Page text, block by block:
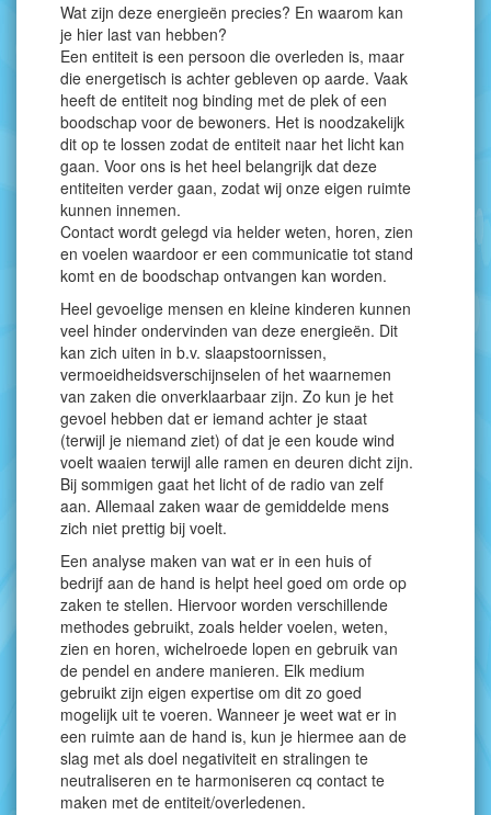
Wat zijn deze energieën precies? En waarom kan
je hier last van hebben?
Een entiteit is een persoon die overleden is, maar
die energetisch is achter gebleven op aarde. Vaak
heeft de entiteit nog binding met de plek of een
boodschap voor de bewoners. Het is noodzakelijk
dit op te lossen zodat de entiteit naar het licht kan
gaan. Voor ons is het heel belangrijk dat deze
entiteiten verder gaan, zodat wij onze eigen ruimte
kunnen innemen.
Contact wordt gelegd via helder weten, horen, zien
en voelen waardoor er een communicatie tot stand
komt en de boodschap ontvangen kan worden.
Heel gevoelige mensen en kleine kinderen kunnen
veel hinder ondervinden van deze energieën. Dit
kan zich uiten in b.v. slaapstoornissen,
vermoeidheidsverschijnselen of het waarnemen
van zaken die onverklaarbaar zijn. Zo kun je het
gevoel hebben dat er iemand achter je staat
(terwijl je niemand ziet) of dat je een koude wind
voelt waaien terwijl alle ramen en deuren dicht zijn.
Bij sommigen gaat het licht of de radio van zelf
aan. Allemaal zaken waar de gemiddelde mens
zich niet prettig bij voelt.
Een analyse maken van wat er in een huis of
bedrijf aan de hand is helpt heel goed om orde op
zaken te stellen. Hiervoor worden verschillende
methodes gebruikt, zoals helder voelen, weten,
zien en horen, wichelroede lopen en gebruik van
de pendel en andere manieren. Elk medium
gebruikt zijn eigen expertise om dit zo goed
mogelijk uit te voeren. Wanneer je weet wat er in
een ruimte aan de hand is, kun je hiermee aan de
slag met als doel negativiteit en stralingen te
neutraliseren en te harmoniseren cq contact te
maken met de entiteit/overledenen.